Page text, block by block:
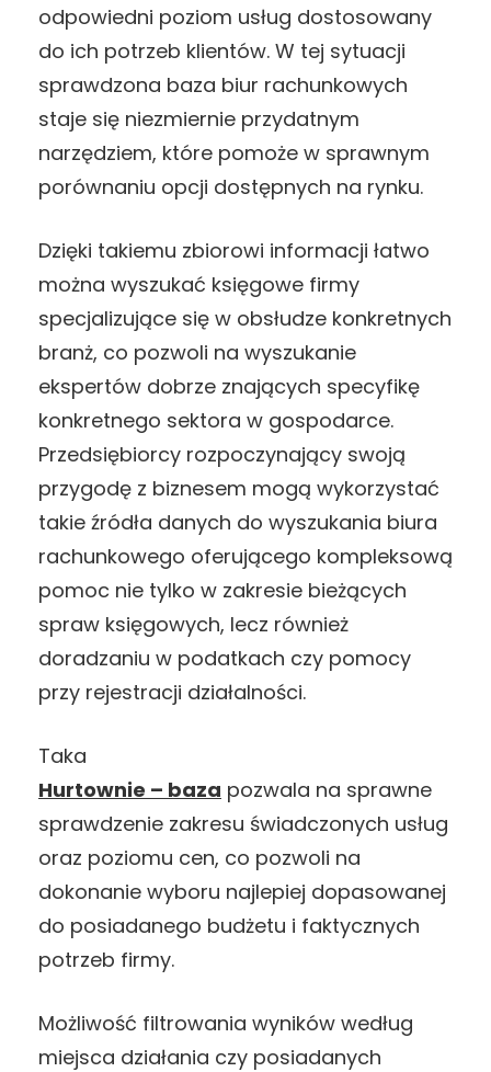
odpowiedni poziom usług dostosowany
do ich potrzeb klientów. W tej sytuacji
sprawdzona baza biur rachunkowych
staje się niezmiernie przydatnym
narzędziem, które pomoże w sprawnym
porównaniu opcji dostępnych na rynku.
Dzięki takiemu zbiorowi informacji łatwo
można wyszukać księgowe firmy
specjalizujące się w obsłudze konkretnych
branż, co pozwoli na wyszukanie
ekspertów dobrze znających specyfikę
konkretnego sektora w gospodarce.
Przedsiębiorcy rozpoczynający swoją
przygodę z biznesem mogą wykorzystać
takie źródła danych do wyszukania biura
rachunkowego oferującego kompleksową
pomoc nie tylko w zakresie bieżących
spraw księgowych, lecz również
doradzaniu w podatkach czy pomocy
przy rejestracji działalności.
Taka
Hurtownie – baza pozwala na sprawne
sprawdzenie zakresu świadczonych usług
oraz poziomu cen, co pozwoli na
dokonanie wyboru najlepiej dopasowanej
do posiadanego budżetu i faktycznych
potrzeb firmy.
Możliwość filtrowania wyników według
miejsca działania czy posiadanych